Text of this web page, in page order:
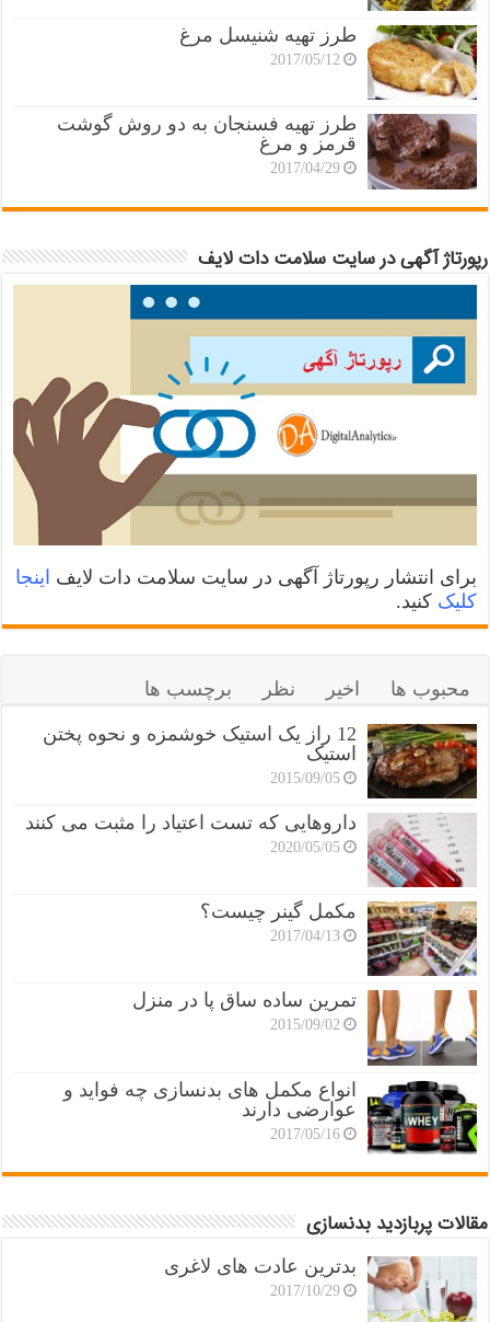
طرز تهیه شنیسل مرغ
2017/05/12
طرز تهیه فسنجان به دو روش گوشت
قرمز و مرغ
2017/04/29
رپورتاژ آگهی در سایت سلامت دات لایف
برای انتشار رپورتاژ آگهی در سایت سلامت دات لایف اینجا
کلیک کنید.
محبوب ها اخیر نظر برچسب ها
12 راز یک استیک خوشمزه و نحوه پختن
استیک
2015/09/05
داروهایی که تست اعتیاد را مثبت می کنند
2020/05/05
مکمل گینر چیست؟
2017/04/13
تمرین ساده ساق پا در منزل
2015/09/02
انواع مکمل های بدنسازی چه فواید و
عوارضی دارند
2017/05/16
مقالات پربازدید بدنسازی
بدترین عادت های لاغری
2017/10/29